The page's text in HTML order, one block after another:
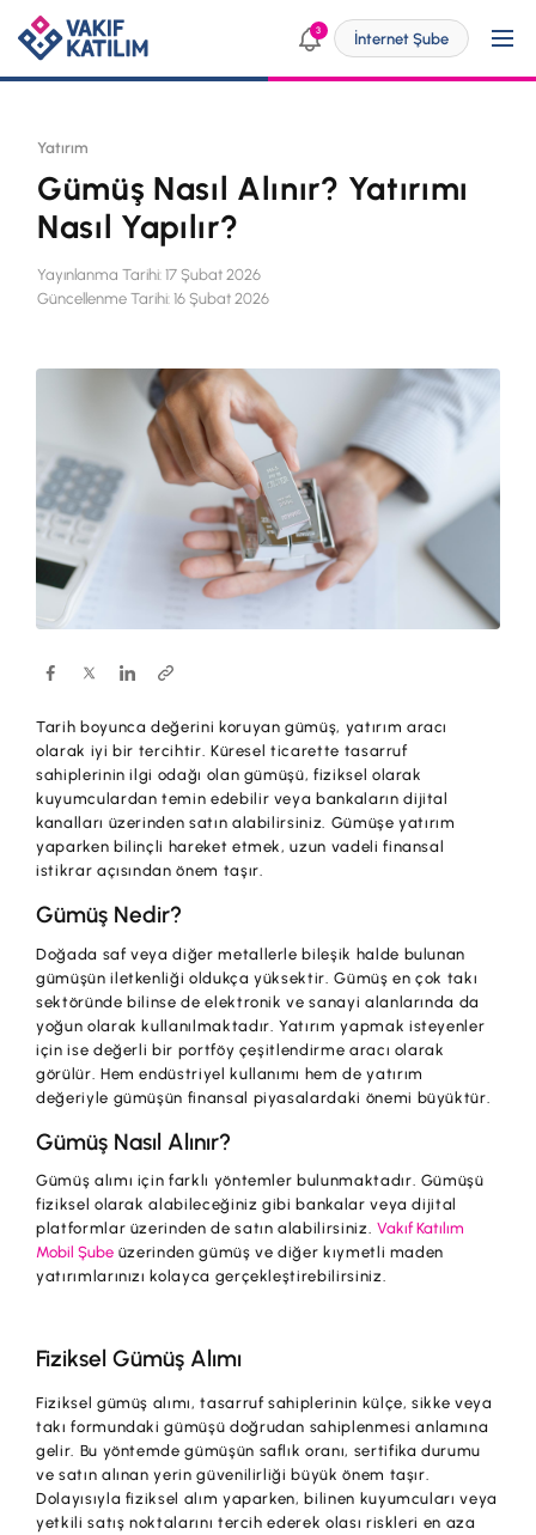
3 İnternet Şube
Kendim İçin
Bireysel Bankacılık
Engelsiz Bankacılık
Vakıf Katılım Taksit Sistemi
ÜRÜN VE HİZMETLERİMİZ
Hesaplar
Yatırım
Sigorta ve Emeklilik
Ödemeler ve Hizmetler
Kampanyalar
Başvuru Yap
Dijital Bankacılık
p@ket
ÜRÜN VE HİZMETLERİMİZ
Finansmanlar
Ticari Kartlar
POS Ürünleri
Sigorta ve Emeklilik
Sektörel Paketler
İş Birliklerimiz
Kampanyalar
Başvuru Yap
Yatırımcı İlişkileri
Şube ve ATM'ler
Ürün ve Hizmet Ücretleri
Yatırım
Gümüş Nasıl Alınır? Yatırımı
Nasıl Yapılır?
Yayınlanma Tarihi: 17 Şubat 2026
Güncellenme Tarihi: 16 Şubat 2026
Tarih boyunca değerini koruyan gümüş, yatırım aracı
olarak iyi bir tercihtir. Küresel ticarette tasarruf
sahiplerinin ilgi odağı olan gümüşü, fiziksel olarak
kuyumculardan temin edebilir veya bankaların dijital
kanalları üzerinden satın alabilirsiniz. Gümüşe yatırım
yaparken bilinçli hareket etmek, uzun vadeli finansal
istikrar açısından önem taşır.
Gümüş Nedir?
Doğada saf veya diğer metallerle bileşik halde bulunan
gümüşün iletkenliği oldukça yüksektir. Gümüş en çok takı
sektöründe bilinse de elektronik ve sanayi alanlarında da
yoğun olarak kullanılmaktadır. Yatırım yapmak isteyenler
için ise değerli bir portföy çeşitlendirme aracı olarak
görülür. Hem endüstriyel kullanımı hem de yatırım
değeriyle gümüşün finansal piyasalardaki önemi büyüktür.
Gümüş Nasıl Alınır?
Gümüş alımı için farklı yöntemler bulunmaktadır. Gümüşü
fiziksel olarak alabileceğiniz gibi bankalar veya dijital
platformlar üzerinden de satın alabilirsiniz. Vakıf Katılım
Mobil Şube üzerinden gümüş ve diğer kıymetli maden
yatırımlarınızı kolayca gerçekleştirebilirsiniz.
Fiziksel Gümüş Alımı
Fiziksel gümüş alımı, tasarruf sahiplerinin külçe, sikke veya
takı formundaki gümüşü doğrudan sahiplenmesi anlamına
gelir. Bu yöntemde gümüşün saflık oranı, sertifika durumu
ve satın alınan yerin güvenilirliği büyük önem taşır.
Dolayısıyla fiziksel alım yaparken, bilinen kuyumcuları veya
yetkili satış noktalarını tercih ederek olası riskleri en aza